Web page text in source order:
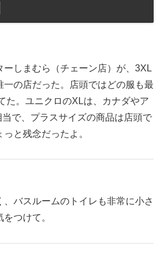
ーしまむら（チェーン店）が、3XL
一の店だった。店頭ではどの服も最
た。ユニクロのXLは、カナダやア
当で、プラスサイズの商品は店頭で
と残念だったよ。
、バスルームのトイレも非常に小さ
つけて。